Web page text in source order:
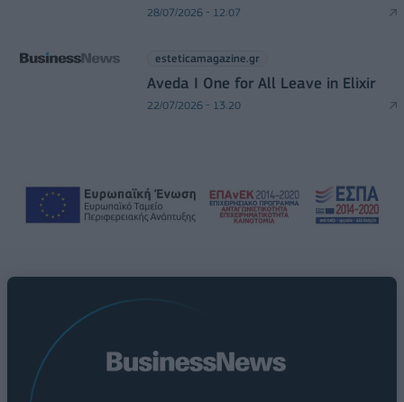
28/07/2026 - 12:07
esteticamagazine.gr
Aveda I One for All Leave in Elixir
22/07/2026 - 13:20